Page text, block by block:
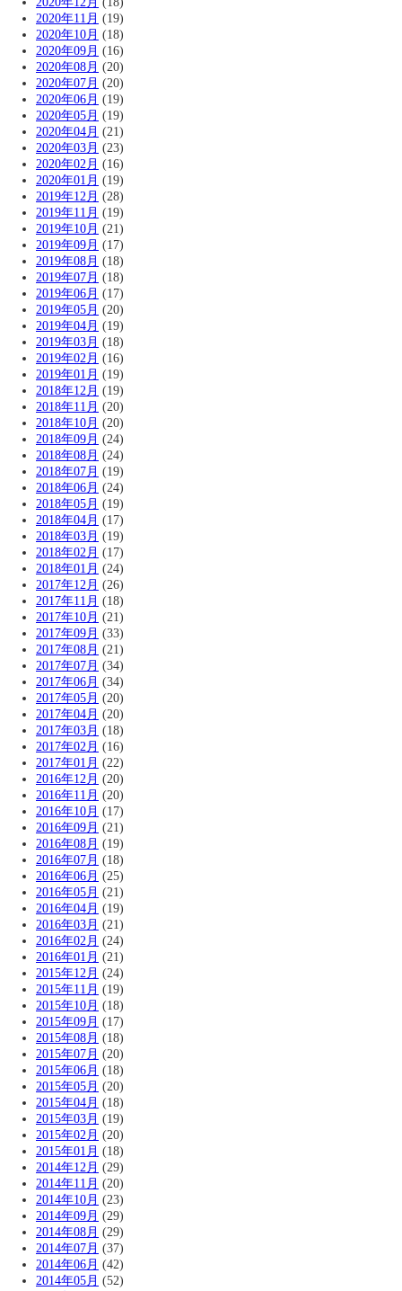
2020年11月 (19)
2020年10月 (18)
2020年09月 (16)
2020年08月 (20)
2020年07月 (20)
2020年06月 (19)
2020年05月 (19)
2020年04月 (21)
2020年03月 (23)
2020年02月 (16)
2020年01月 (19)
2019年12月 (28)
2019年11月 (19)
2019年10月 (21)
2019年09月 (17)
2019年08月 (18)
2019年07月 (18)
2019年06月 (17)
2019年05月 (20)
2019年04月 (19)
2019年03月 (18)
2019年02月 (16)
2019年01月 (19)
2018年12月 (19)
2018年11月 (20)
2018年10月 (20)
2018年09月 (24)
2018年08月 (24)
2018年07月 (19)
2018年06月 (24)
2018年05月 (19)
2018年04月 (17)
2018年03月 (19)
2018年02月 (17)
2018年01月 (24)
2017年12月 (26)
2017年11月 (18)
2017年10月 (21)
2017年09月 (33)
2017年08月 (21)
2017年07月 (34)
2017年06月 (34)
2017年05月 (20)
2017年04月 (20)
2017年03月 (18)
2017年02月 (16)
2017年01月 (22)
2016年12月 (20)
2016年11月 (20)
2016年10月 (17)
2016年09月 (21)
2016年08月 (19)
2016年07月 (18)
2016年06月 (25)
2016年05月 (21)
2016年04月 (19)
2016年03月 (21)
2016年02月 (24)
2016年01月 (21)
2015年12月 (24)
2015年11月 (19)
2015年10月 (18)
2015年09月 (17)
2015年08月 (18)
2015年07月 (20)
2015年06月 (18)
2015年05月 (20)
2015年04月 (18)
2015年03月 (19)
2015年02月 (20)
2015年01月 (18)
2014年12月 (29)
2014年11月 (20)
2014年10月 (23)
2014年09月 (29)
2014年08月 (29)
2014年07月 (37)
2014年06月 (42)
2014年05月 (52)